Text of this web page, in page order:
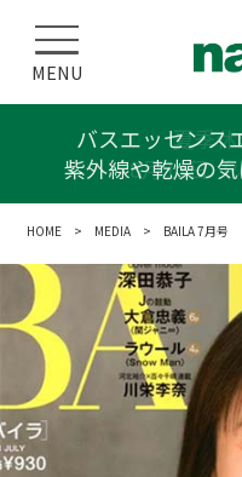
MENU
バスエッセンス
紫外線や乾燥の
HOME > MEDIA > BAILA 7月号